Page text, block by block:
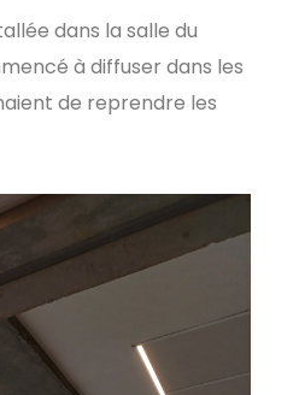
dans la salle du
à diffuser dans les
de reprendre les